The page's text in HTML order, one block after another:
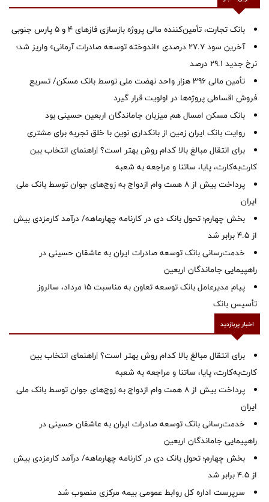
بانک تجارت، تأمین‌کننده مالی پروژه بازسازی فازهای ۴ و ۵ پارس جنوبی
آخرین سود ۲۷.۷ درصدی «اندوخته توسعه صادرات آرمانی» واریز شد؛
نرخ جدید ۲۹.۱ درصد
تأمین مالی ۳۹۶ هزار واحد نهضت ملی توسط بانک مسکن/ تسریع
فروش اقساطی پروژه‌ها در اولویت قرار گیرد
بانک مسکن امسال هم میزبان جاماندگان اربعین حسینی بود
روایت بانک ایران زمین از بانکداری نوین با خلق تجربه برای مشتری
برای انتقال مبالغ بالا کدام روش بهتر است؟ |راهنمای انتخاب بین
کارت‌به‌کارت، پایا، ساتنا و مراجعه به شعبه
پرداخت بیش از ۸ همت وام ازدواج به زوج‌های جوان توسط بانک ملی
ایران
بخش چهارم؛ تحول بانک دی در کارنامه چهارماهه/ درآمد کارمزدی بیش
از ۴.۵ برابر شد
خدمت‌رسانی بانک توسعه صادرات ایران به عاشقان حسینی در
راهپیمایی جاماندگان اربعین
پیام مدیرعامل بانک توسعه تعاون به مناسبت 15 مرداد، سالروز
تأسیس بانک
اخبار پربازدید
برای انتقال مبالغ بالا کدام روش بهتر است؟ |راهنمای انتخاب بین
کارت‌به‌کارت، پایا، ساتنا و مراجعه به شعبه
پرداخت بیش از ۸ همت وام ازدواج به زوج‌های جوان توسط بانک ملی
ایران
خدمت‌رسانی بانک توسعه صادرات ایران به عاشقان حسینی در
راهپیمایی جاماندگان اربعین
بخش چهارم؛ تحول بانک دی در کارنامه چهارماهه/ درآمد کارمزدی بیش
از ۴.۵ برابر شد
سرپرست اداره کل روابط عمومی بیمه مرکزی منصوب شد